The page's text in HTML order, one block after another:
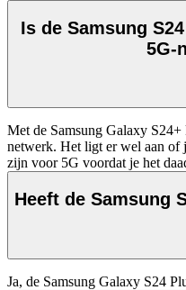
Is de Samsung
5G-
Met de Samsung Galaxy
netwerk. Het ligt er wel aan of
zijn voor 5G voordat je het
Heeft de Samsung
Ja, de Samsung Galaxy S24